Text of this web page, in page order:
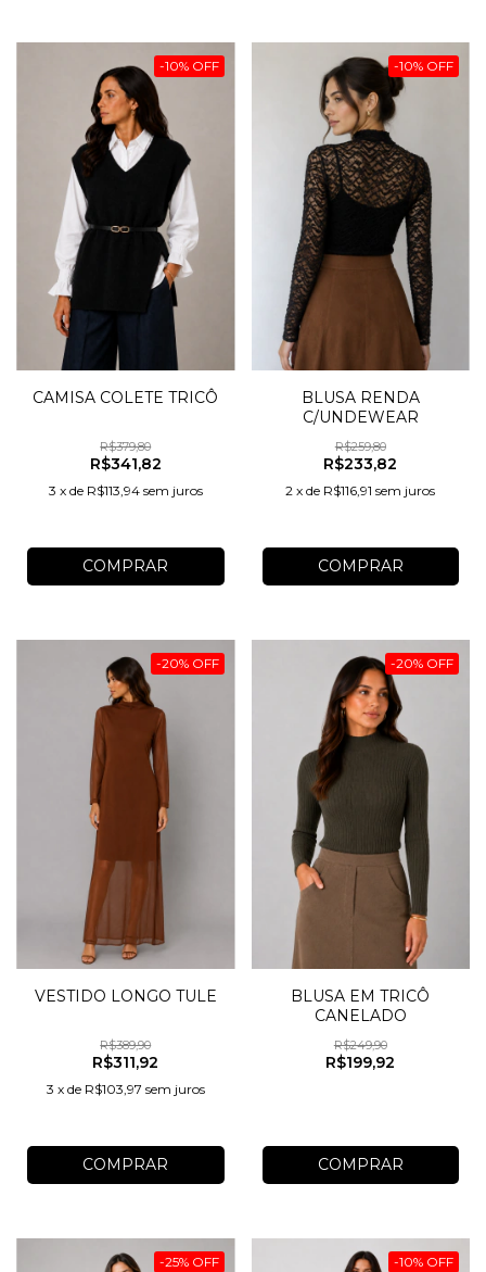
-10% OFF
CAMISA COLETE TRICÔ
R$379,80
R$341,82
3 x de R$113,94 sem juros
COMPRAR
-10% OFF
BLUSA RENDA
C/UNDEWEAR
R$259,80
R$233,82
2 xde R$116,91 sem juros
COMPRAR
-20% OFF
VESTIDO LONGO TULE
R$389,90
R$311,92
3 x de R$103,97 sem juros
COMPRAR
-20% OFF
BLUSA EM TRICÔ
CANELADO
R$249,90
R$199,92
COMPRAR
-25% OFF -10% OFF